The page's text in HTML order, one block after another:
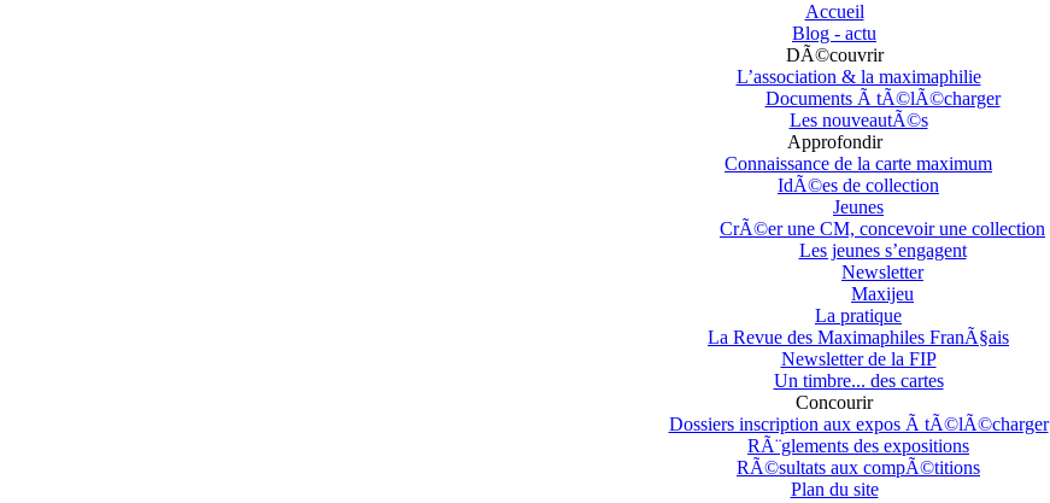
Accueil
Blog - actu
DÃ©couvrir
L’association & la maximaphilie
Documents Ã tÃ©lÃ©charger
Les nouveautÃ©s
Approfondir
Connaissance de la carte maximum
IdÃ©es de collection
Jeunes
CrÃ©er une CM, concevoir une collection
Les jeunes s’engagent
Newsletter
Maxijeu
La pratique
La Revue des Maximaphiles FranÃ§ais
Newsletter de la FIP
Un timbre... des cartes
Concourir
Dossiers inscription aux expos Ã tÃ©lÃ©charger
RÃ¨glements des expositions
RÃ©sultats aux compÃ©titions
Plan du site